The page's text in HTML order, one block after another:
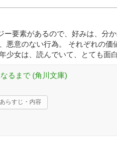
ー要素があるので、好みは、分
悪意のない行為。 それぞれの価
少女は、読んでいて、とても面白
るまで (角川文庫)
あらすじ・内容